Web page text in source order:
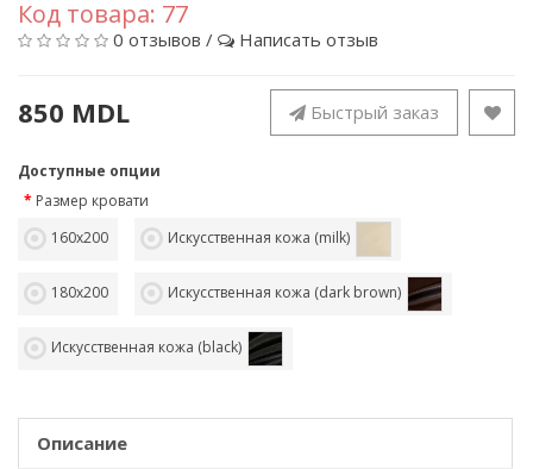
Код товара: 77
0 отзывов / Написать отзыв
850 MDL Быстрый заказ
Доступные опции
Размер кровати
160х200
Искусственная кожа (milk)
180х200 Искусственная кожа (dark brown)
Искусственная кожа (black)
Описание